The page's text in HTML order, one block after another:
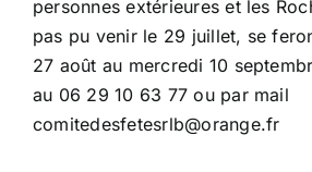
personnes extérieures et les
pas pu venir le 29 juillet, se
27 août au mercredi 10
au 06 29 10 63 77 ou par mail
comitedesfetesrlb@orange.fr